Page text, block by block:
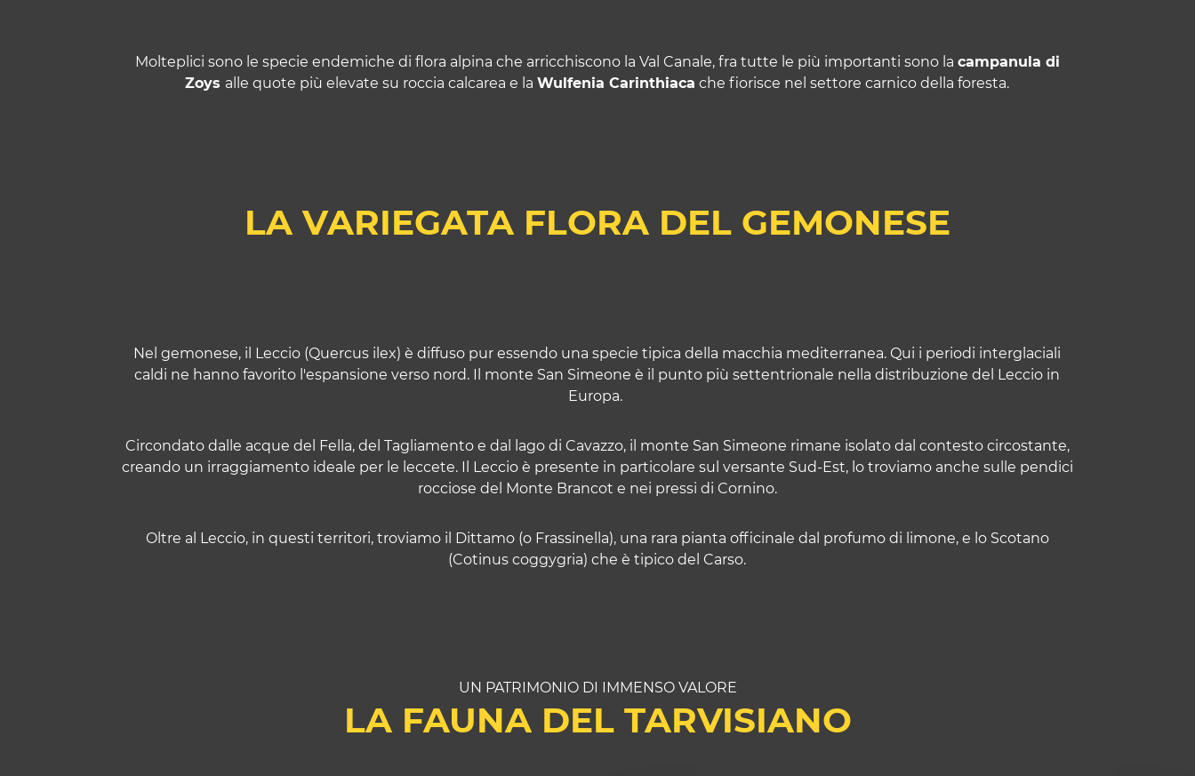
Molteplici sono le specie endemiche di flora alpina che arricchiscono la Val Canale, fra tutte le più importanti sono la campanula di
Zoys alle quote più elevate su roccia calcarea e laWulfenia Carinthiaca che fiorisce nel settore carnico della foresta.
LA VARIEGATA FLORA DEL GEMONESE
Nel gemonese, il Leccio (Quercus ilex) è diffuso pur essendo una specie tipica della macchia mediterranea. Qui i periodi interglaciali
caldi ne hanno favorito l'espansione verso nord. Il monte San Simeone è il punto più settentrionale nella distribuzione del Leccio in
Europa.
Circondato dalle acque del Fella, del Tagliamento e dal lago di Cavazzo, il monte San Simeone rimane isolato dal contesto circostante,
creando un irraggiamento ideale per le leccete. Il Leccio è presente in particolare sul versante Sud-Est, lo troviamo anche sulle pendici
rocciose del Monte Brancot e nei pressi di Cornino.
Oltre al Leccio, in questi territori, troviamo il Dittamo (o Frassinella), una rara pianta officinale dal profumo di limone, e lo Scotano
(Cotinus coggygria) che è tipico del Carso.
UN PATRIMONIO DI IMMENSO VALORE
LA FAUNA DEL TARVISIANO